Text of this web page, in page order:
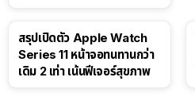
สรุปเปิดตัว Apple Watch
Series 11 หน้าจอทนทานกว่า
เดิม 2 เท่า เน้นฟีเจอร์สุขภาพ